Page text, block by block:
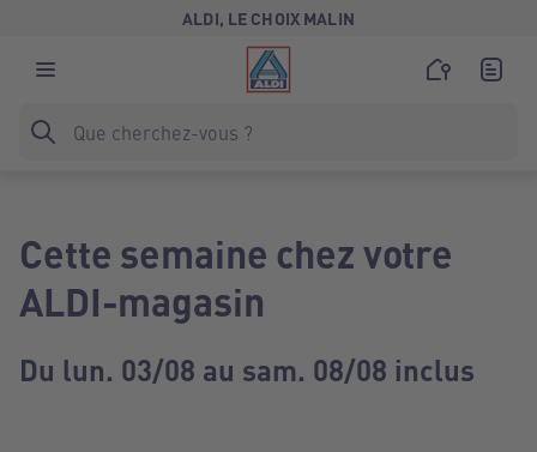
ALDI, LE CHOIX MALIN
Cette semaine chez votre
ALDI-magasin
Du lun. 03/08 au sam. 08/08 inclus